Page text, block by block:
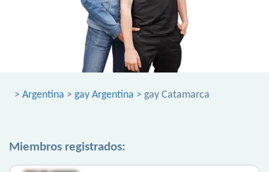
> Argentina > gay Argentina > gay Catamarca
Miembros registrados: